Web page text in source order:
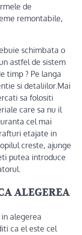
de
remontabile,
schimbata o
astfel de sistem
timp ? Pe langa
si detaliilor.Mai
sa folositi
care sa nu il
cel mai
etajate in
creste, ajunge
putea introduce
ALEGEREA
alegerea
ca el este cel